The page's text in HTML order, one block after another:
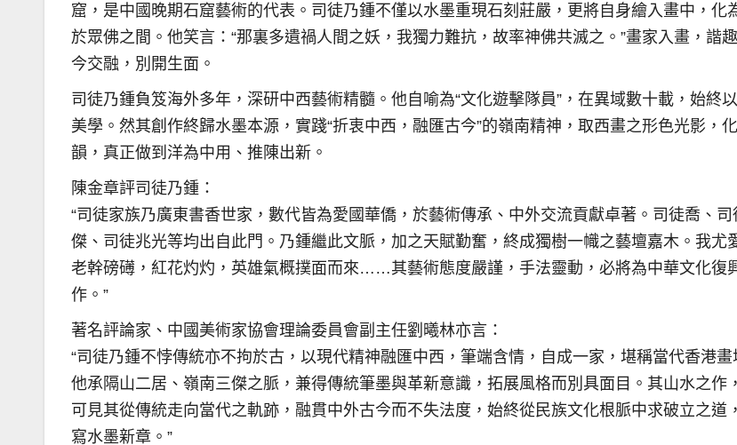
窟，是中國晚期石窟藝術的代表。司徒乃鍾不僅以水墨重現石刻莊嚴，更將自身繪入畫中，化
於眾佛之間。他笑言：“那裏多遺禍人間之妖，我獨力難抗，故率神佛共滅之。”畫家入畫，諧
今交融，別開生面。
司徒乃鍾負笈海外多年，深研中西藝術精髓。他自喻為“文化遊擊隊員”，在異域數十載，始終
美學。然其創作終歸水墨本源，實踐“折衷中西，融匯古今”的嶺南精神，取西畫之形色光影，
韻，真正做到洋為中用、推陳出新。
陳金章評司徒乃鍾：
“司徒家族乃廣東書香世家，數代皆為愛國華僑，於藝術傳承、中外交流貢獻卓著。司徒喬、
傑、司徒兆光等均出自此門。乃鍾繼此文脈，加之天賦勤奮，終成獨樹一幟之藝壇嘉木。我尤
老幹磅礡，紅花灼灼，英雄氣概撲面而來……其藝術態度嚴謹，手法靈動，必將為中華文化復
作。”
著名評論家、中國美術家協會理論委員會副主任劉曦林亦言：
“司徒乃鍾不悖傳統亦不拘於古，以現代精神融匯中西，筆端含情，自成一家，堪稱當代香港畫
他承隔山二居、嶺南三傑之脈，兼得傳統筆墨與革新意識，拓展風格而別具面目。其山水之作
可見其從傳統走向當代之軌跡，融貫中外古今而不失法度，始終從民族文化根脈中求破立之道
寫水墨新章。”